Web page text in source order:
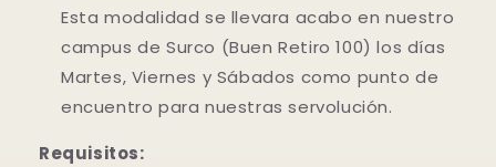
Esta modalidad se llevara acabo en nuestro
campus de Surco (Buen Retiro 100) los días
Martes, Viernes y Sábados como punto de
encuentro para nuestras servolución.
Requisitos: